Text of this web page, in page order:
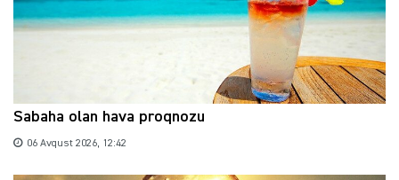
Sabaha olan hava proqnozu
06 Avqust 2026, 12:42